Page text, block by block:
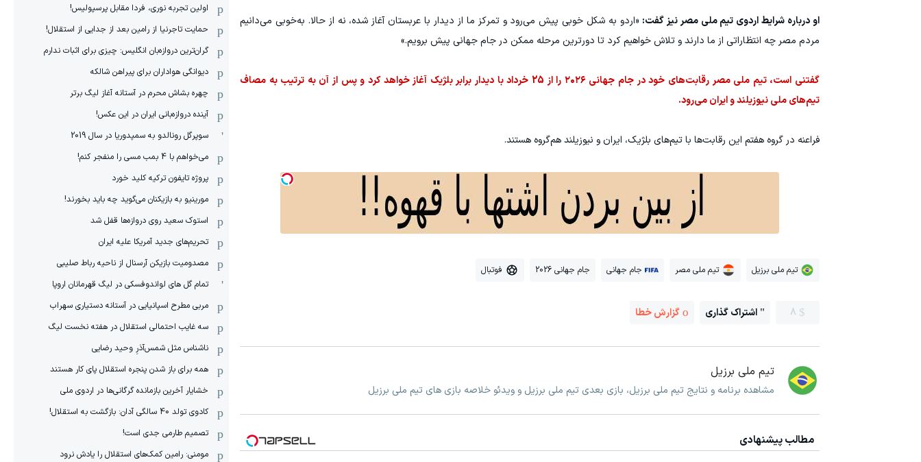
او درباره شرایط اردوی تیم ملی مصر نیز گفت: «اردو به شکل خوبی پیش می‌رود و تمرکز ما از دیدار با عربستان آغاز شده، نه از حالا. به‌خوبی می‌دانیم
مردم مصر چه انتظاراتی از ما دارند و تلاش خواهیم کرد تا دورترین مرحله ممکن در جام جهانی پیش برویم.»
گفتنی است، تیم ملی مصر رقابت‌های خود در جام جهانی ۲۰۲۶ را از 25 خرداد با دیدار برابر بلژیک آغاز خواهد کرد و پس از آن به ترتیب به مصاف
تیم‌های ملی نیوزیلند و ایران می‌رود.
فراعنه در گروه هفتم این رقابت‌ها با تیم‌های بلژیک، ایران و نیوزیلند هم‌گروه هستند.
تیم ملی برزیل تیم ملی مصر جام جهانی جام جهانی 2026 فوتبال
8 اشتراک گذاری گزارش خطا
تیم ملی برزیل
مشاهده برنامه و نتایج تیم ملی برزیل، بازی بعدی تیم ملی برزیل و ویدئو خلاصه بازی های تیم ملی برزیل
مطالب پیشنهادی
اولین تجربه نوری، فردا مقابل پرسپولیس!
حمایت تاجرنیا از رامین بعد از جدایی از استقلال!
گران‌ترین دروازه‌بان انگلیس: چیزی برای اثبات ندارم
دیوانگی هواداران برای پیراهن شالکه
چهره بشاش محرم در آستانه آغاز لیگ برتر
آینده دروازه‌بانی ایران در این عکس!
سوپرگل رونالدو به سمپدوریا در سال 2019
می‌خواهم با 4 بمب مسی را منفجر کنم!
پروژه تایفون ترکیه کلید خورد
مورینیو به بازیکنان می‌گوید چه باید بخورند!
استوک سعید روی دروازه‌ها قفل شد
تحریم‌های جدید آمریکا علیه ایران
مصدومیت بازیکن آرسنال از ناحیه رباط صلیبی
تمام گل های لواندوفسکی در لیگ قهرمانان اروپا
مربی مطرح اسپانیایی در آستانه دستیاری سهراب
سه غایب احتمالی استقلال در هفته نخست لیگ
ناشناس مثل شمس‌آذرِ وحید رضایی
همه برای باز شدن پنجره استقلال پای کار هستند
خشایار آخرین بازمانده گرگانی‌ها در اردوی ملی
کادوی تولد 40 سالگی آدان: بازگشت به استقلال!
تصمیم طارمی جدی است!
مومنی: رامین کمک‌های استقلال را یادش نرود